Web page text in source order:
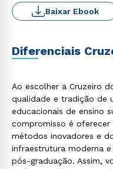
Baixar Ebook
Diferenciais
Ao escolher a Cruzeiro
qualidade e tradição de
educacionais de ensino
compromisso é
métodos inovadores e
infraestrutura moderna
pós-graduação. Assim,